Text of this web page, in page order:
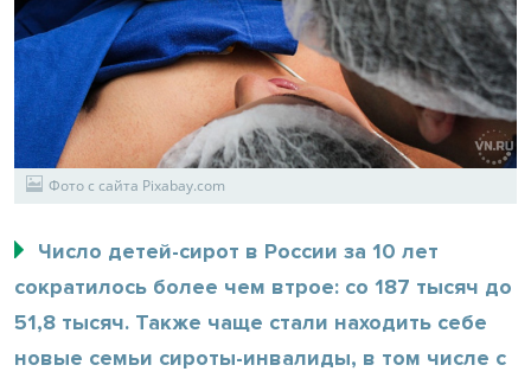
Фото с сайта Pixabay.com
Число детей-сирот в России за 10 лет
сократилось более чем втрое: со 187 тысяч до
51,8 тысяч. Также чаще стали находить себе
новые семьи сироты-инвалиды, в том числе с